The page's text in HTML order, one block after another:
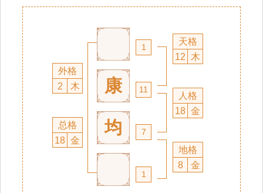
外格
2
木
总格
18 金
康
均
1
11
7
1
天格
12
木
人格
18 金
地格
8
金